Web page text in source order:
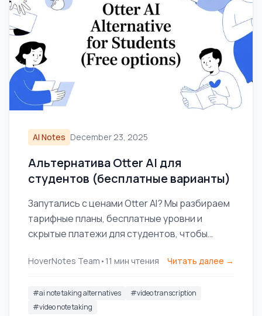
AI Notes December 23, 2025
Альтернатива Otter AI для
студентов (бесплатные варианты)
Запутались с ценами Otter AI? Мы разбираем
тарифные планы, бесплатные уровни и
скрытые платежи для студентов, чтобы
цены и качества для видеозанятий.
HoverNotes Team • 11 мин чтения Читать далее →
#ai note taking alternatives #video transcription
#video note taking